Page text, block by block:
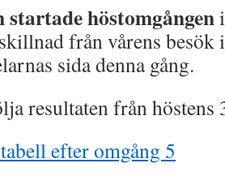
startade höstomgången
från vårens besök
sida denna gång.
resultaten från höstens
efter omgång 5